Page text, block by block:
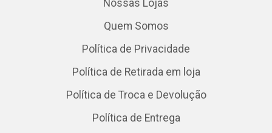
Nossas Lojas
Quem Somos
Política de Privacidade
Política de Retirada em loja
Política de Troca e Devolução
Política de Entrega